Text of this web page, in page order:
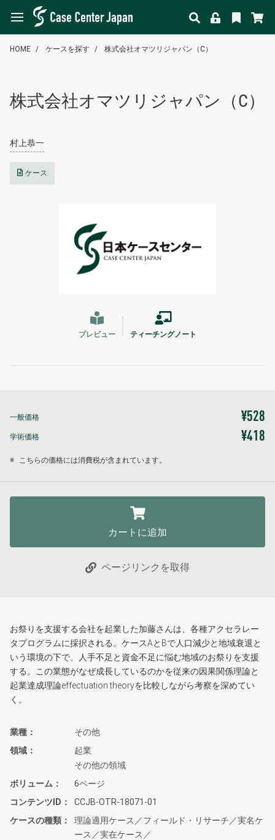
HOME ケースを探す 株式会社オマツリジャパン（C）
株式会社オマツリジャパン（C）
村上恭一
ケース
プレビュー ティーチングノート
一般価格 ¥528
学術価格 ¥418
※ こちらの価格には消費税が含まれています。
カートに追加
ページリンクを取得
お祭りを支援する会社を起業した加藤さんは、各種アクセラレー
タプログラムに採択される。ケースAとBで人口減少と地域衰退と
いう環境の下で、人手不足と資金不足に悩む地域のお祭りを支援
する。この業態がなぜ成長しているのかを従来の因果関係理論と
起業達成理論effectuation theoryを比較しながら考察を深めてい
く。
業種
その他
領域
起業
その他の領域
ボリューム
6ページ
コンテンツID
CCJB-OTR-18071-01
ケースの種類
理論適用ケース／フィールド・リサーチ／実名ケ
ース／実在ケース／